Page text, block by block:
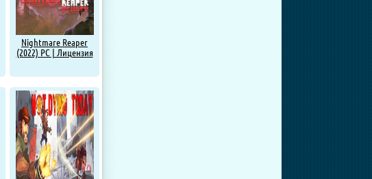
Nightmare Reaper
(2022) PC | Лицензия